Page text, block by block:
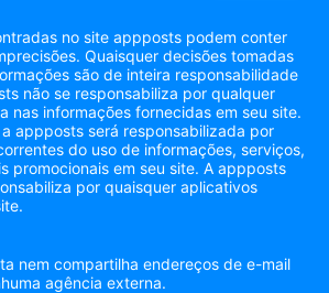
no site appposts podem conter
Quaisquer decisões tomadas
são de inteira responsabilidade
não se responsabiliza por qualquer
nas informações fornecidas em seu site.
appposts será responsabilizada por
do uso de informações, serviços,
promocionais em seu site. A appposts
por quaisquer aplicativos
nem compartilha endereços de e-mail
agência externa.